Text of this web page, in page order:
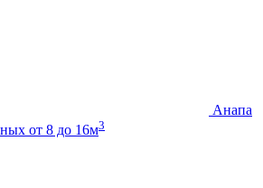
Анапа
от 8 до 16м3